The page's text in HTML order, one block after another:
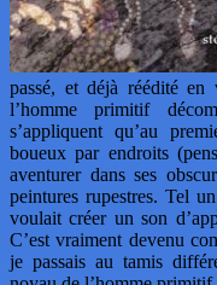
passé, et déjà réédité en
l’homme primitif
s’appliquent qu’au
boueux par endroits
aventurer dans ses
peintures rupestres. Tel
voulait créer un son
C’est vraiment devenu
je passais au tamis